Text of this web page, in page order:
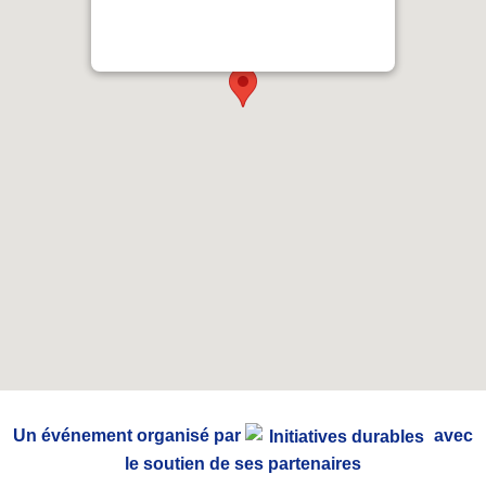
Un événement organisé par
avec
le soutien de ses partenaires